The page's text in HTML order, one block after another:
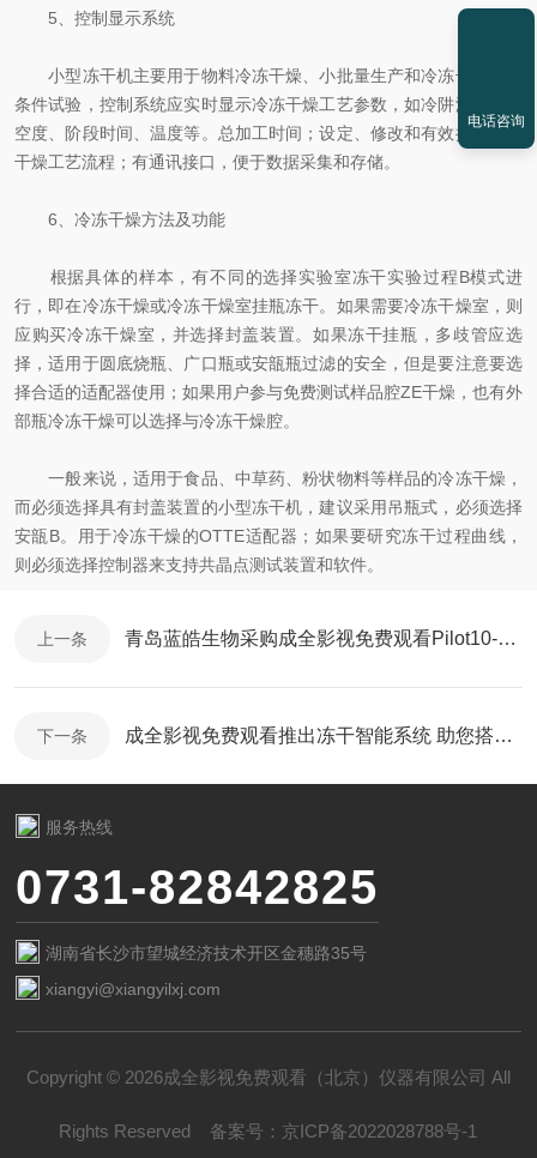
5、控制显示系统
小型冻干机主要用于物料冷冻干燥、小批量生产和冷冻干燥工艺
条件试验，控制系统应实时显示冷冻干燥工艺参数，如冷阱温度、真
空度、阶段时间、温度等。总加工时间；设定、修改和有效执行冷冻
干燥工艺流程；有通讯接口，便于数据采集和存储。
6、冷冻干燥方法及功能
根据具体的样本，有不同的选择实验室冻干实验过程B模式进
行，即在冷冻干燥或冷冻干燥室挂瓶冻干。如果需要冷冻干燥室，则
应购买冷冻干燥室，并选择封盖装置。如果冻干挂瓶，多歧管应选
择，适用于圆底烧瓶、广口瓶或安瓿瓶过滤的安全，但是要注意要选
择合适的适配器使用；如果用户参与免费测试样品腔ZE干燥，也有外
部瓶冷冻干燥可以选择与冷冻干燥腔。
一般来说，适用于食品、中草药、粉状物料等样品的冷冻干燥，
而必须选择具有封盖装置的小型冻干机，建议采用吊瓶式，必须选择
安瓿B。用于冷冻干燥的OTTE适配器；如果要研究冻干过程曲线，
则必须选择控制器来支持共晶点测试装置和软件。
上一条 青岛蓝皓生物采购成全影视免费观看Pilot10-15E冻干机
下一条 成全影视免费观看推出冻干智能系统 助您搭上智能算法的“快车”
服务热线
0731-82842825
湖南省长沙市望城经济技术开区金穗路35号
xiangyi@xiangyilxj.com
Copyright © 2026成全影视免费观看（北京）仪器有限公司 All
Rights Reserved 备案号： 京ICP备2022028788号-1
电话咨询